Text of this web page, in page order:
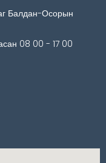
Балдан-Осорын
08 00 - 17 00